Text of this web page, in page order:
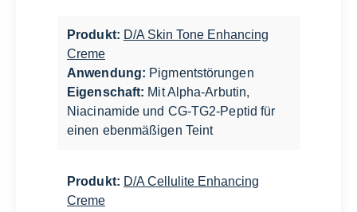
Produkt: D/A Skin Tone Enhancing
Creme
Anwendung: Pigmentstörungen
Eigenschaft: Mit Alpha-Arbutin,
Niacinamide und CG-TG2-Peptid für
einen ebenmäßigen Teint
Produkt: D/A Cellulite Enhancing
Creme